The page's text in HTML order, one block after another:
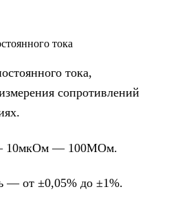
тока
тока,
сопротивлений
10мкОм — 100МОм.
— от ±0,05% до ±1%.